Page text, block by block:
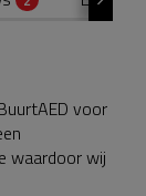
voor
waardoor wij